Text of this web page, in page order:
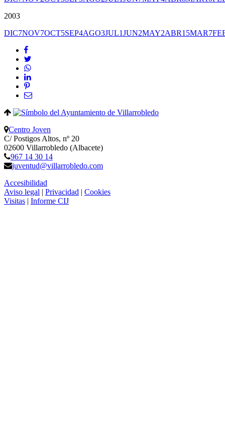
2003
DIC7NOV7OCT5SEP4AGO3JUL1JUN2MAY2ABR15MAR7
Centro Joven
C/ Postigos Altos, nº 20
02600 Villarrobledo (Albacete)
967 14 30 14
juventud@villarrobledo.com
Accesibilidad
Aviso legal | Privacidad | Cookies
Visitas | Informe CIJ